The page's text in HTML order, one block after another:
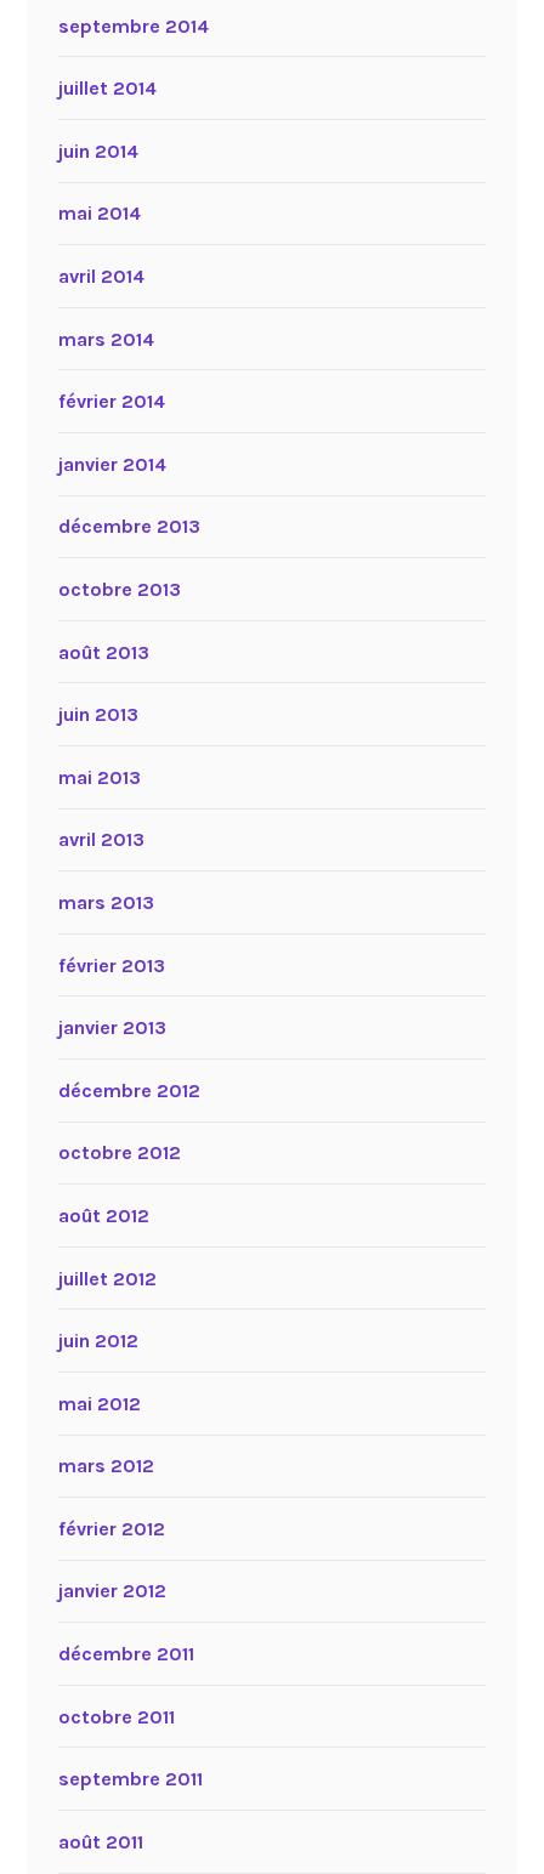
septembre 2014
juillet 2014
juin 2014
mai 2014
avril 2014
mars 2014
février 2014
janvier 2014
décembre 2013
octobre 2013
août 2013
juin 2013
mai 2013
avril 2013
mars 2013
février 2013
janvier 2013
décembre 2012
octobre 2012
août 2012
juillet 2012
juin 2012
mai 2012
mars 2012
février 2012
janvier 2012
décembre 2011
octobre 2011
septembre 2011
août 2011